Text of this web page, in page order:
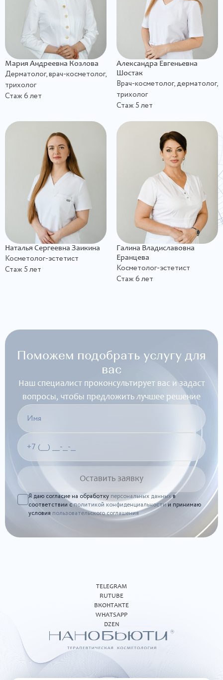
Мария Андреевна Козлова
Дерматолог, врач-косметолог,
трихолог
Стаж 6 лет
Александра Евгеньевна
Шостак
Врач-косметолог, дерматолог,
трихолог
Стаж 5 лет
Наталья Сергеевна Заикина
Косметолог-эстетист
Стаж 5 лет
Галина Владиславовна
Еранцева
Косметолог-эстетист
Стаж 6 лет
Поможем подобрать услугу для
вас
Наш специалист проконсультирует вас и задаст
вопросы, чтобы предложить лучшее решение
Я даю согласие на обработку персональных данныхв
соответствии сполитикой конфиденциальностии принимаю
условия пользовательского соглашения
TELEGRAM
RUTUBE
ВКОНТАКТЕ
WHATSAPP
DZEN